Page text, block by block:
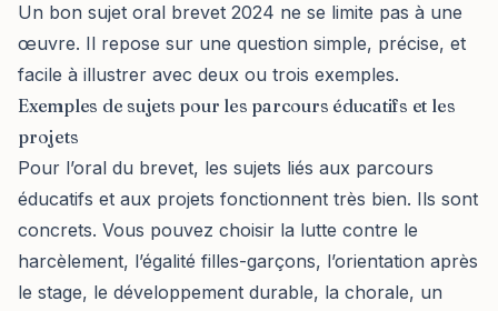
Un bon sujet oral brevet 2024 ne se limite pas à une
œuvre. Il repose sur une question simple, précise, et
facile à illustrer avec deux ou trois exemples.
Exemples de sujets pour les parcours éducatifs et les
projets
Pour l’oral du brevet, les sujets liés aux parcours
éducatifs et aux projets fonctionnent très bien. Ils sont
concrets. Vous pouvez choisir la lutte contre le
harcèlement, l’égalité filles-garçons, l’orientation après
le stage, le développement durable, la chorale, un